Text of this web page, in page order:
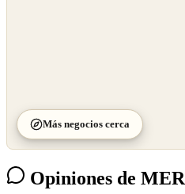
Más negocios cerca
Opiniones de